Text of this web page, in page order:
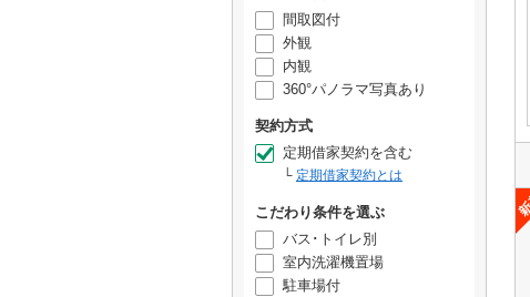
間取図付
外観
内観
360°パノラマ写真あり
契約方式
定期借家契約を含む
定期借家契約とは
こだわり条件を選ぶ
バス･トイレ別
室内洗濯機置場
駐車場付